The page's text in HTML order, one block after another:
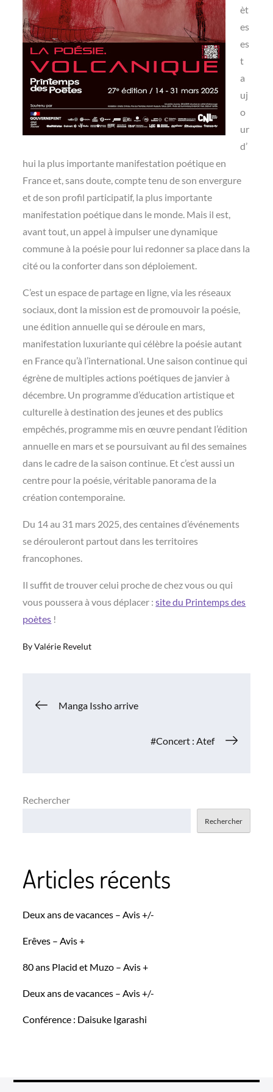
èt
es
es
t
a
uj
o
ur
d’
hui la plus importante manifestation poétique en
France et, sans doute, compte tenu de son envergure
et de son profil participatif, la plus importante
manifestation poétique dans le monde. Mais il est,
avant tout, un appel à impulser une dynamique
commune à la poésie pour lui redonner sa place dans la
cité ou la conforter dans son déploiement.
C’est un espace de partage en ligne, via les réseaux
sociaux, dont la mission est de promouvoir la poésie,
une édition annuelle qui se déroule en mars,
manifestation luxuriante qui célèbre la poésie autant
en France qu’à l’international. Une saison continue qui
égrène de multiples actions poétiques de janvier à
décembre. Un programme d’éducation artistique et
culturelle à destination des jeunes et des publics
empêchés, programme mis en œuvre pendant l’édition
annuelle en mars et se poursuivant au fil des semaines
dans le cadre de la saison continue. Et c’est aussi un
centre pour la poésie, véritable panorama de la
création contemporaine.
Du 14 au 31 mars 2025, des centaines d’événements
se dérouleront partout dans les territoires
francophones.
Il suffit de trouver celui proche de chez vous ou qui
vous poussera à vous déplacer :site du Printemps des
poètes !
ByValérie Revelut
Navigation
Manga Issho arrive
#Concert : Atef
Rechercher
Rechercher
Articles récents
Deux ans de vacances – Avis +/-
Erêves – Avis +
80 ans Placid et Muzo – Avis +
Deux ans de vacances – Avis +/-
Conférence : Daisuke Igarashi